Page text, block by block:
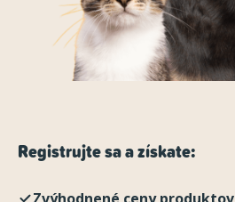
Registrujte sa a získate: